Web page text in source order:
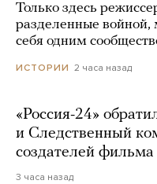
Только здесь
разделенные войной,
себя одним
ИСТОРИИ 2 часа назад
«Россия-24»
и Следственный
создателей фильма
3 часа назад